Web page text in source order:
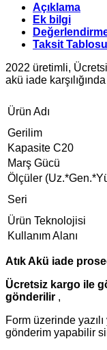
Açıklama
Ek bilgi
Taksit Tablosu
2022 üretimli,
akü iade
Ürün Adı
Gerilim
Kapasite C20
Marş Gücü
Ölçüler
Seri
Ürün Teknolojisi
Kullanım Alanı
Atık Akü iade
Ücretsiz kargo ile
gönderilir ,
Form üzerinde
gönderim yapabilir